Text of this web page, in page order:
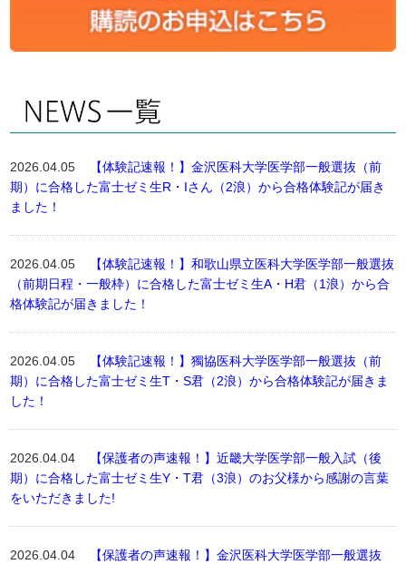
2026.04.05
【体験記速報！】金沢医科大学医学部一般選抜（前
期）に合格した富士ゼミ生R・Iさん（2浪）から合格体験記が届き
ました！
2026.04.05
【体験記速報！】和歌山県立医科大学医学部一般選抜
（前期日程・一般枠）に合格した富士ゼミ生A・H君（1浪）から合
格体験記が届きました！
2026.04.05
【体験記速報！】獨協医科大学医学部一般選抜（前
期）に合格した富士ゼミ生T・S君（2浪）から合格体験記が届きま
した！
2026.04.04
【保護者の声速報！】近畿大学医学部一般入試（後
期）に合格した富士ゼミ生Y・T君（3浪）のお父様から感謝の言葉
をいただきました!
2026.04.04
【保護者の声速報！】金沢医科大学医学部一般選抜